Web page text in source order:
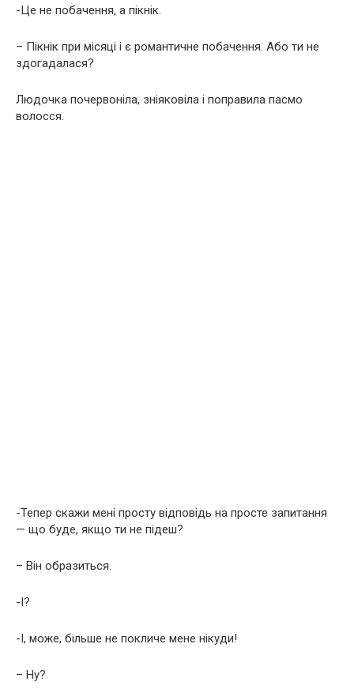
-Це не побачення, а пікнік.
– Пікнік при місяці і є романтичне побачення. Або ти не
здогадалася?
Людочка почервоніла, зніяковіла і поправила пасмо
волосся.
-Тепер скажи мені просту відповідь на просте запитання
— що буде, якщо ти не підеш?
– Він образиться.
-І?
-І, може, більше не покличе мене нікуди!
– Ну?